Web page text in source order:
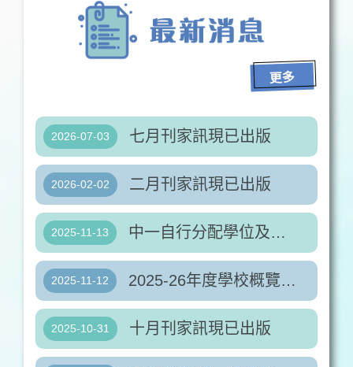
更多
2026-07-03 七月刊家訊現已出版
2026-02-02 二月刊家訊現已出版
2025-11-13 中一自行分配學位及插班申請
2025-11-12 2025-26年度學校概覽現已出版
2025-10-31 十月刊家訊現已出版